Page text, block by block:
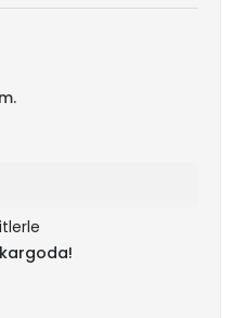
kargoda!